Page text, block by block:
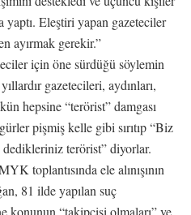
yaptı. Eleştiri yapan gazeteciler
ayırmak gerekir.”
için öne sürdüğü söylemin
gazetecileri, aydınları,
hepsine “terörist” damgası
pişmiş kelle gibi sırıtıp “Biz
dedikleriniz terörist” diyorlar.
toplantısında ele alınışının
81 ilde yapılan suç
konunun “takipçisi olmaları” ve